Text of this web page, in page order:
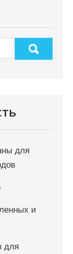
для
и
для